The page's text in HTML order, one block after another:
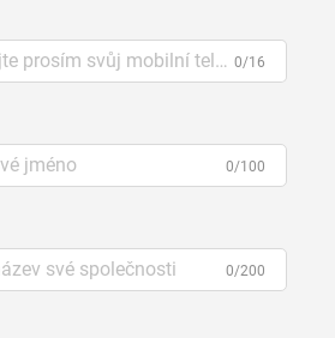
0/16
0/100
0/200